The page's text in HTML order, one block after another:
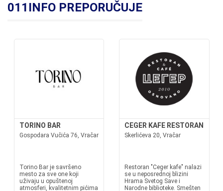
011INFO PREPORUČUJE
TORINO BAR
Gospodara Vučića 76, Vračar
Torino Bar je savršeno
mesto za sve one koji
uživaju u opuštenoj
atmosferi, kvalitetnim pićima
CEGER KAFE RESTORAN
Skerlićeva 20, Vračar
Restoran "Ceger kafe" nalazi
se u neposrednoj blizini
Hrama Svetog Save i
Narodne biblioteke. Smešten